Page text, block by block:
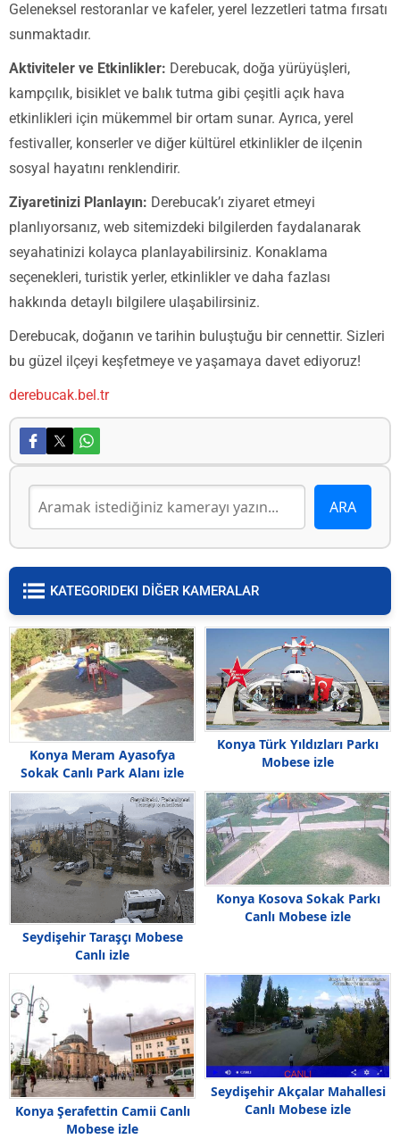
Geleneksel restoranlar ve kafeler, yerel lezzetleri tatma fırsatı
sunmaktadır.
Aktiviteler ve Etkinlikler: Derebucak, doğa yürüyüşleri,
kampçılık, bisiklet ve balık tutma gibi çeşitli açık hava
etkinlikleri için mükemmel bir ortam sunar. Ayrıca, yerel
festivaller, konserler ve diğer kültürel etkinlikler de ilçenin
sosyal hayatını renklendirir.
Ziyaretinizi Planlayın: Derebucak’ı ziyaret etmeyi
planlıyorsanız, web sitemizdeki bilgilerden faydalanarak
seyahatinizi kolayca planlayabilirsiniz. Konaklama
seçenekleri, turistik yerler, etkinlikler ve daha fazlası
hakkında detaylı bilgilere ulaşabilirsiniz.
Derebucak, doğanın ve tarihin buluştuğu bir cennettir. Sizleri
bu güzel ilçeyi keşfetmeye ve yaşamaya davet ediyoruz!
derebucak.bel.tr
KATEGORIDEKI DİĞER KAMERALAR
Konya Meram Ayasofya
Sokak Canlı Park Alanı izle
Konya Türk Yıldızları Parkı
Mobese izle
Seydişehir Taraşçı Mobese
Canlı izle
Konya Kosova Sokak Parkı
Canlı Mobese izle
Konya Şerafettin Camii Canlı
Mobese izle
Seydişehir Akçalar Mahallesi
Canlı Mobese izle